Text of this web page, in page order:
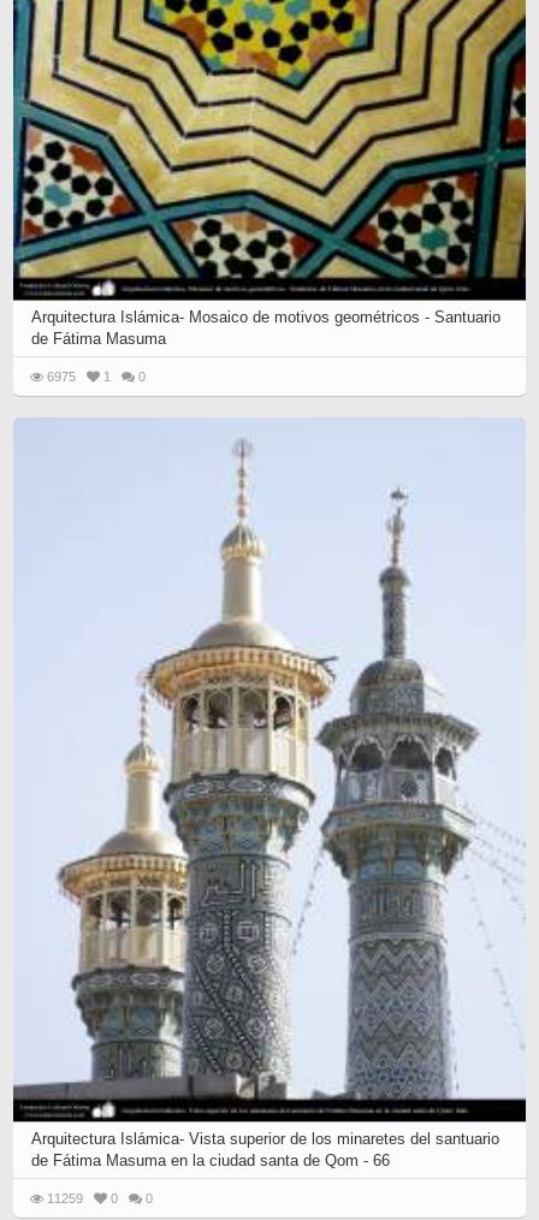
Arquitectura Islámica- Mosaico de motivos geométricos - Santuario
de Fátima Masuma
6975 1 0
Arquitectura Islámica- Vista superior de los minaretes del santuario
de Fátima Masuma en la ciudad santa de Qom - 66
11259 0 0